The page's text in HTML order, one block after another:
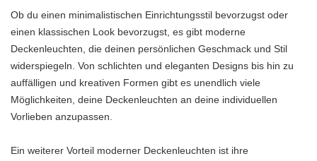
Ob du einen minimalistischen Einrichtungsstil bevorzugst oder
einen klassischen Look bevorzugst, es gibt moderne
Deckenleuchten, die deinen persönlichen Geschmack und Stil
widerspiegeln. Von schlichten und eleganten Designs bis hin zu
auffälligen und kreativen Formen gibt es unendlich viele
Möglichkeiten, deine Deckenleuchten an deine individuellen
Vorlieben anzupassen.
Ein weiterer Vorteil moderner Deckenleuchten ist ihre